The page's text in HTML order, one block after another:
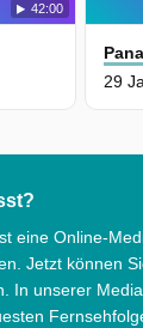
42:00
29
eine Online-
Jetzt können
In unserer